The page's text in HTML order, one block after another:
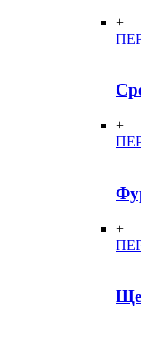
+
+
+